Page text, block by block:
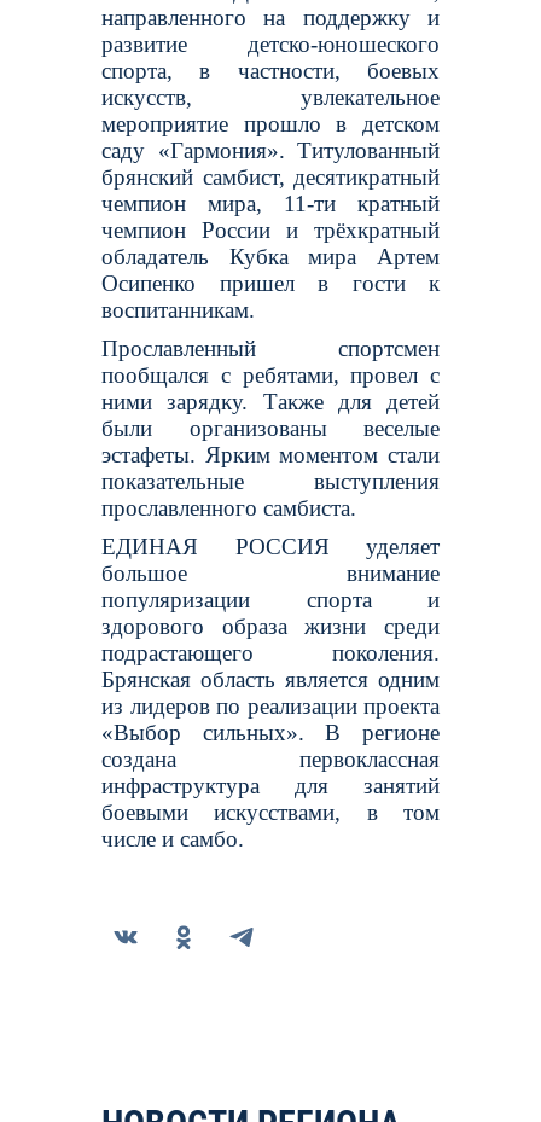
направленного на поддержку и
развитие детско-юношеского
спорта, в частности, боевых
искусств, увлекательное
мероприятие прошло в детском
саду «Гармония». Титулованный
брянский самбист, десятикратный
чемпион мира, 11-ти кратный
чемпион России и трёхкратный
обладатель Кубка мира Артем
Осипенко пришел в гости к
воспитанникам.
Прославленный спортсмен
пообщался с ребятами, провел с
ними зарядку. Также для детей
были организованы веселые
эстафеты. Ярким моментом стали
показательные выступления
прославленного самбиста.
ЕДИНАЯ РОССИЯ уделяет
большое внимание
популяризации спорта и
здорового образа жизни среди
подрастающего поколения.
Брянская область является одним
из лидеров по реализации проекта
«Выбор сильных». В регионе
создана первоклассная
инфраструктура для занятий
боевыми искусствами, в том
числе и самбо.